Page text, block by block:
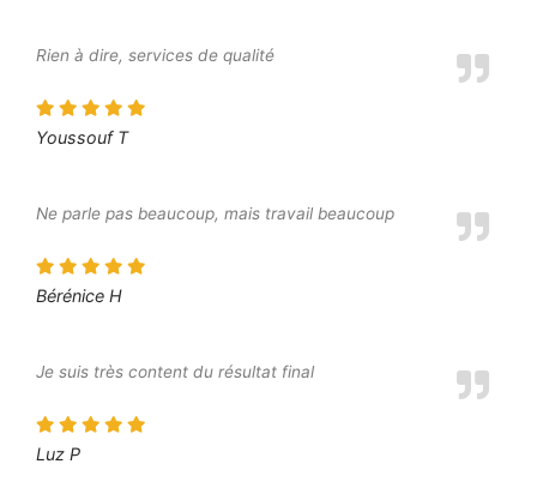
Rien à dire, services de qualité
Youssouf T
Ne parle pas beaucoup, mais travail beaucoup
Bérénice H
Je suis très content du résultat final
Luz P